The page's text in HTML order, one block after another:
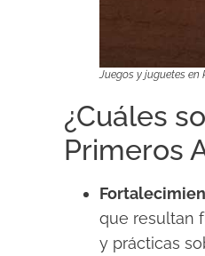
Juegos y juguetes en
¿Cuáles
Primeros
que resultan
y prácticas